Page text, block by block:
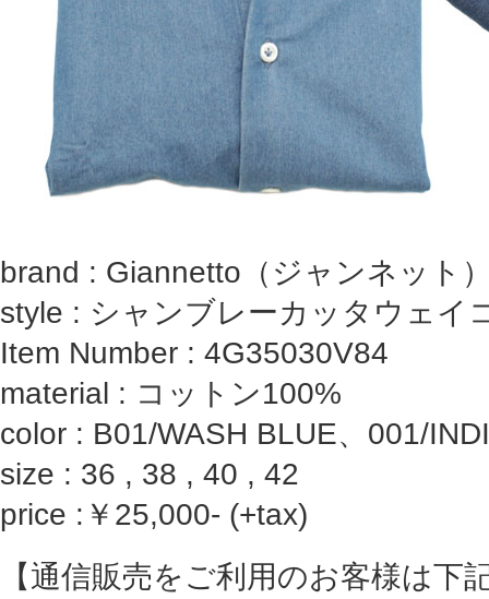
brand : Giannetto（ジャンネット
style : シャンブレーカッタウェイ
Item Number : 4G35030V84
material : コットン100%
color : B01/WASH BLUE、001/
size : 36 , 38 , 40 , 42
price :￥25,000- (+tax)
【通信販売をご利用のお客様は下